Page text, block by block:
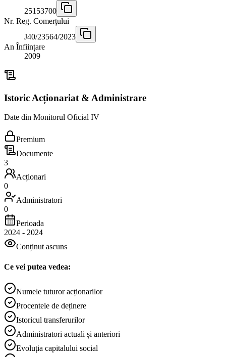
25153700
Nr. Reg. Comerțului
J40/23564/2023
An Înființare
2009
Istoric Acționariat & Administrare
Date din Monitorul Oficial IV
Premium
Documente
3
Acționari
0
Administratori
0
Perioada
2024 - 2024
Conținut ascuns
Ce vei putea vedea:
Numele tuturor acționarilor
Procentele de deținere
Istoricul transferurilor
Administratori actuali și anteriori
Evoluția capitalului social